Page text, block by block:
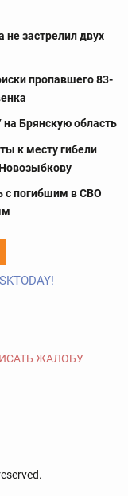
застрелил двух
пропавшего 83-
на Брянскую область
к месту гибели
с погибшим в СВО
ЖАЛОБУ